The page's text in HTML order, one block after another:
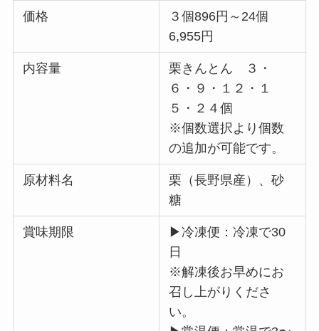
価格
３個896円～24個
6,955円
内容量
栗きんとん ３・
６・９・１２・１
５・２４個
※個数選択より個数
の追加が可能です。
原材料名
栗（長野県産）、砂
糖
賞味期限
▶冷凍便：冷凍で30
日
※解凍後お早めにお
召し上がりくださ
い。